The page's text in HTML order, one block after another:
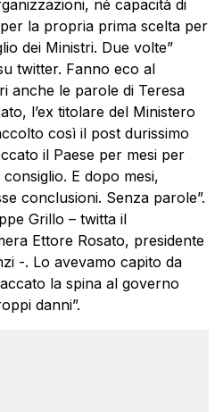
né capacità di
la propria prima scelta per
dei Ministri. Due volte”
twitter. Fanno eco al
anche le parole di Teresa
l’ex titolare del Ministero
così il post durissimo
il Paese per mesi per
E dopo mesi,
conclusioni. Senza parole”.
Grillo – twitta il
Ettore Rosato, presidente
-. Lo avevamo capito da
la spina al governo
danni”.